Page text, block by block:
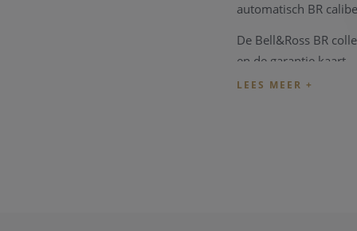
automatisch BR
De Bell&Ross BR
en de garantie kaart.
Wenst u meer